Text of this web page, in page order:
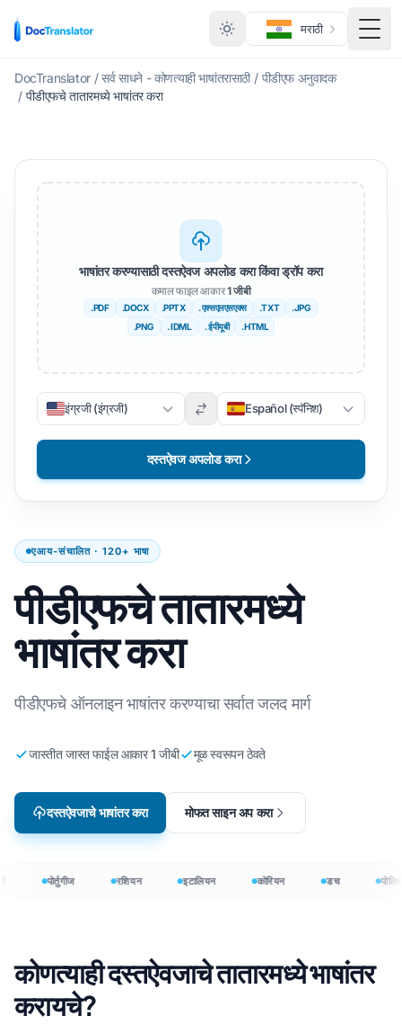
मराठी
मेनू
DocTranslator / सर्व साधने - कोणत्याही भाषांतरासाठी / पीडीएफ अनुवादक
/ पीडीएफचे तातारमध्ये भाषांतर करा
एआय-संचालित · 120+ भाषा
पीडीएफचे तातारमध्ये
भाषांतर करा
पीडीएफचे ऑनलाइन भाषांतर करण्याचा सर्वात जलद मार्ग
जास्तीत जास्त फाईल आकार 1 जीबी मूळ स्वरूपन ठेवते
दस्तऐवजाचे भाषांतर करा मोफत साइन अप करा
भाषांतर करण्यासाठी दस्तऐवज अपलोड करा किंवा ड्रॉप करा
कमाल फाइल आकार1 जीबी
.PDF .DOCX .PPTX . एक्सएलएसएक्स .TXT
.JPG
.PNG
. IDML . ईपीयूबी .HTML
इंग्रजी (इंग्रजी) Español (स्पॅनिश)
दस्तऐवज अपलोड करा
पोर्तुगीज रशियन इटालियन कोरियन डच पोलिश
कोणत्याही दस्तऐवजाचे तातारमध्ये भाषांतर
करायचे?